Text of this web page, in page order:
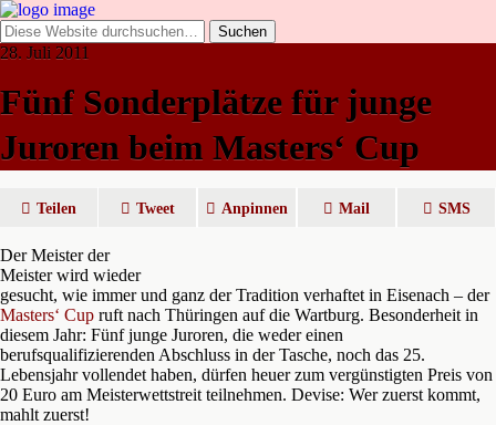
28. Juli 2011
Fünf Sonderplätze für junge
Juroren beim Masters‘ Cup
Teilen Tweet Anpinnen Mail SMS
Der Meister der
Meister wird wieder
gesucht, wie immer und ganz der Tradition verhaftet in Eisenach – der
Masters‘ Cup ruft nach Thüringen auf die Wartburg. Besonderheit in
diesem Jahr: Fünf junge Juroren, die weder einen
berufsqualifizierenden Abschluss in der Tasche, noch das 25.
Lebensjahr vollendet haben, dürfen heuer zum vergünstigten Preis von
20 Euro am Meisterwettstreit teilnehmen. Devise: Wer zuerst kommt,
mahlt zuerst!